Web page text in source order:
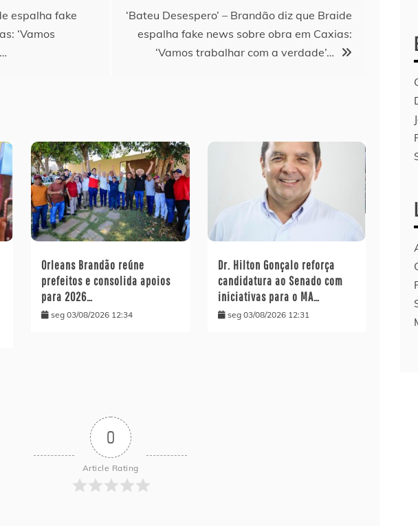
espalha fake
‘Vamos
‘Bateu Desespero’ – Brandão diz que Braide
espalha fake news sobre obra em Caxias:
‘Vamos trabalhar com a verdade’…
Orleans Brandão reúne
prefeitos e consolida apoios
para 2026…
seg 03/08/2026 12:34
Dr. Hilton Gonçalo reforça
candidatura ao Senado com
iniciativas para o MA…
seg 03/08/2026 12:31
0
Article Rating